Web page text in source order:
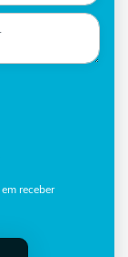
receber